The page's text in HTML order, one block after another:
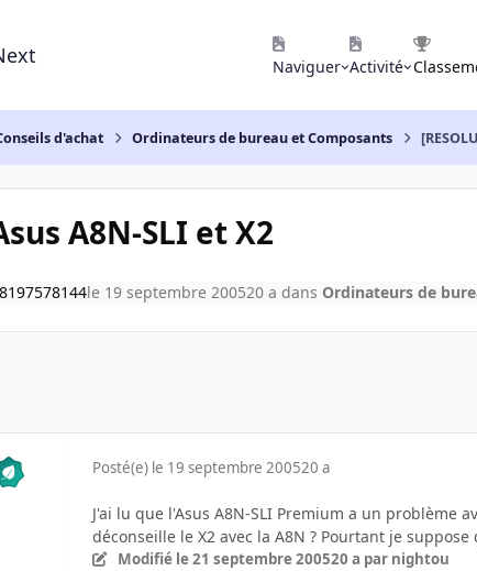
Naviguer Activité
d'achat Ordinateurs de bureau et Composants
A8N-SLI et X2
le 19 septembre 200520 a dans Ordinateurs de
Posté(e) le 19 septembre 200520 a
J'ai lu que l'Asus A8N-SLI Premium a un problème
déconseille le X2 avec la A8N ? Pourtant je
Modifié le 21 septembre 200520 a par nightou